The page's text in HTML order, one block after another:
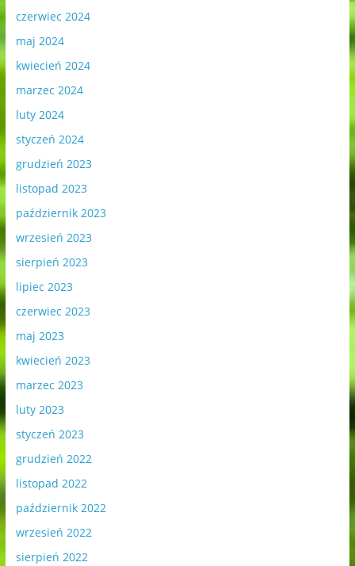
czerwiec 2024
maj 2024
kwiecień 2024
marzec 2024
luty 2024
styczeń 2024
grudzień 2023
listopad 2023
październik 2023
wrzesień 2023
sierpień 2023
lipiec 2023
czerwiec 2023
maj 2023
kwiecień 2023
marzec 2023
luty 2023
styczeń 2023
grudzień 2022
listopad 2022
październik 2022
wrzesień 2022
sierpień 2022